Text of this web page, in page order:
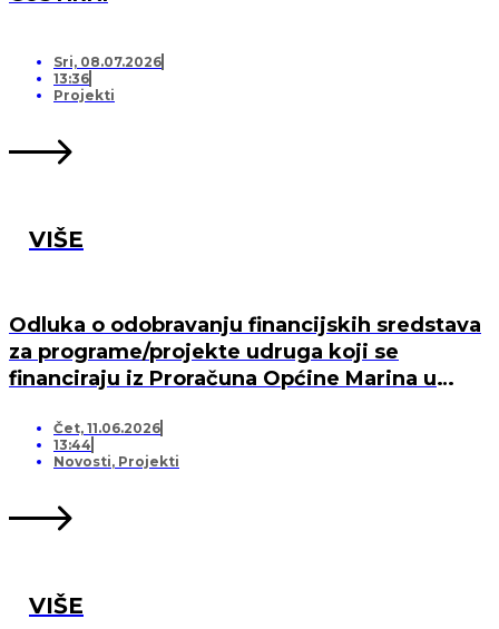
Sri, 08.07.2026
13:36
Projekti
VIŠE
Odluka o odobravanju financijskih sredstava
za programe/projekte udruga koji se
financiraju iz Proračuna Općine Marina u
Čet, 11.06.2026
13:44
Novosti, Projekti
VIŠE